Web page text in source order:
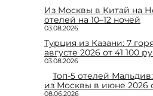
Из Москвы в Китай на
отелей на 10–12 ночей
03.08.2026
Турция из Казани: 7
августе 2026 от 41 100
03.08.2026
Топ-5 отелей
из Москвы в июне 2026
08.06.2026